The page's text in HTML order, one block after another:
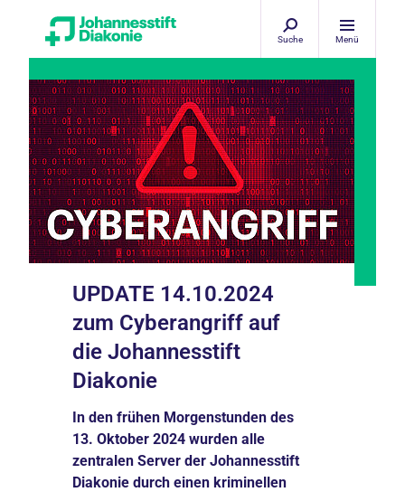
Suche Menü
UPDATE 14.10.2024
zum Cyberangriff auf
die Johannesstift
Diakonie
In den frühen Morgenstunden des
13. Oktober 2024 wurden alle
zentralen Server der Johannesstift
Diakonie durch einen kriminellen